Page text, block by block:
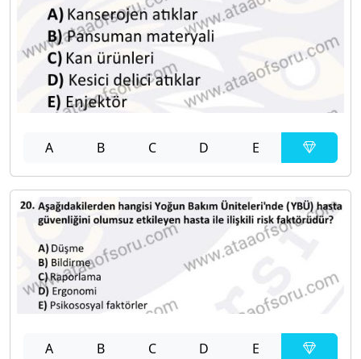
A B C D E
A B C D E